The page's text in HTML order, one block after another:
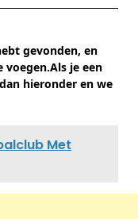
gevonden, en
je een
hieronder en we
Met